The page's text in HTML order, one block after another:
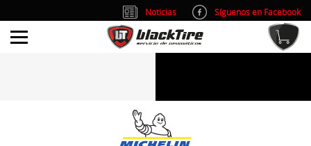
Noticias
Síguenos en Facebook
info@blacktire.es
Atención al cliente: L/V 9:00-14:00 y 15:00-19:00